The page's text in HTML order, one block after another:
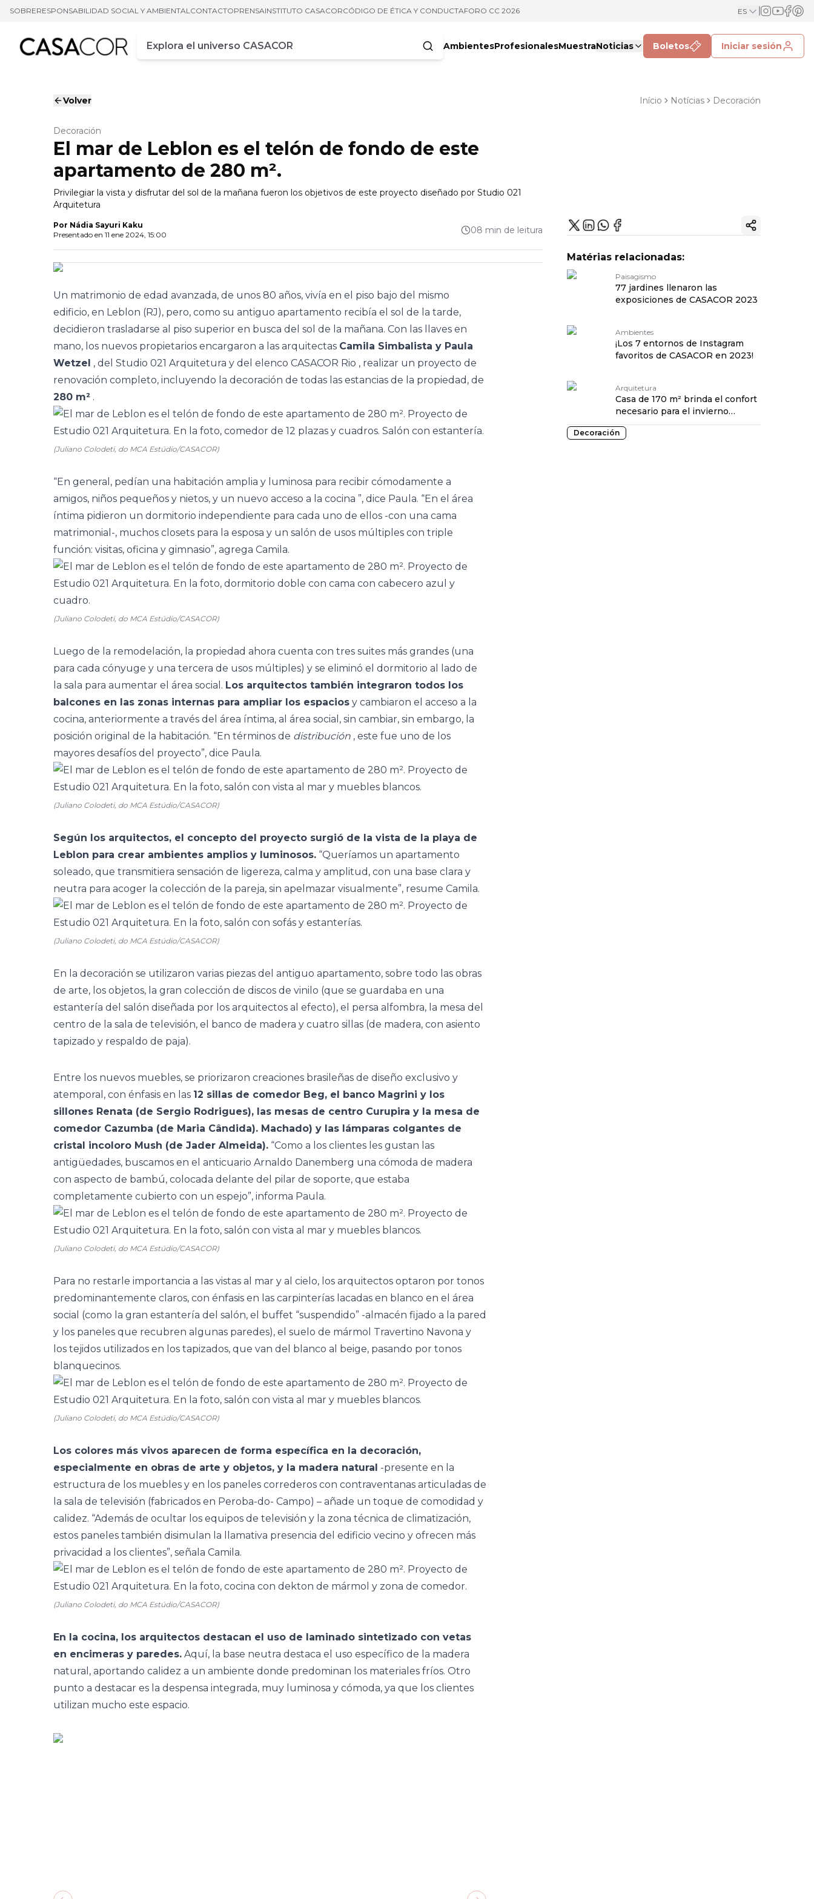
SOBRERESPONSABILIDAD SOCIAL Y AMBIENTALCONTACTOPRENSAINSTITUTO CASACORCÓDIGO DE ÉTICA Y CONDUCTAFORO CC 2026 ES
Campo de busca
Ingrese al menos tres caracteres
AmbientesProfesionalesMuestraNoticias Boletos Iniciar sesión
Volver Início Notícias Decoración
Decoración
El mar de Leblon es el telón de fondo de este
apartamento de 280 m².
Privilegiar la vista y disfrutar del sol de la mañana fueron los objetivos de este proyecto diseñado por Studio 021
Arquitetura
Por Nádia Sayuri Kaku
Presentado en 11 ene 2024, 15:00 08 min de leitura
Un matrimonio de edad avanzada, de unos 80 años, vivía en el piso bajo del mismo
edificio, en Leblon (RJ), pero, como su antiguo apartamento recibía el sol de la tarde,
decidieron trasladarse al piso superior en busca del sol de la mañana. Con las llaves en
mano, los nuevos propietarios encargaron a las arquitectas Camila Simbalista y Paula
Wetzel , del Studio 021 Arquitetura y del elenco CASACOR Rio , realizar un proyecto de
renovación completo, incluyendo la decoración de todas las estancias de la propiedad, de
280 m² .
(Juliano Colodeti, do MCA Estúdio/CASACOR)
“En general, pedían una habitación amplia y luminosa para recibir cómodamente a
amigos, niños pequeños y nietos, y un nuevo acceso a la cocina ”, dice Paula. “En el área
íntima pidieron un dormitorio independiente para cada uno de ellos -con una cama
matrimonial-, muchos closets para la esposa y un salón de usos múltiples con triple
función: visitas, oficina y gimnasio”, agrega Camila.
(Juliano Colodeti, do MCA Estúdio/CASACOR)
Luego de la remodelación, la propiedad ahora cuenta con tres suites más grandes (una
para cada cónyuge y una tercera de usos múltiples) y se eliminó el dormitorio al lado de
la sala para aumentar el área social. Los arquitectos también integraron todos los
balcones en las zonas internas para ampliar los espacios y cambiaron el acceso a la
cocina, anteriormente a través del área íntima, al área social, sin cambiar, sin embargo, la
posición original de la habitación. “En términos de distribución , este fue uno de los
mayores desafíos del proyecto”, dice Paula.
(Juliano Colodeti, do MCA Estúdio/CASACOR)
Según los arquitectos, el concepto del proyecto surgió de la vista de la playa de
Leblon para crear ambientes amplios y luminosos. “Queríamos un apartamento
soleado, que transmitiera sensación de ligereza, calma y amplitud, con una base clara y
neutra para acoger la colección de la pareja, sin apelmazar visualmente”, resume Camila.
(Juliano Colodeti, do MCA Estúdio/CASACOR)
En la decoración se utilizaron varias piezas del antiguo apartamento, sobre todo las obras
de arte, los objetos, la gran colección de discos de vinilo (que se guardaba en una
estantería del salón diseñada por los arquitectos al efecto), el persa alfombra, la mesa del
centro de la sala de televisión, el banco de madera y cuatro sillas (de madera, con asiento
tapizado y respaldo de paja).
Entre los nuevos muebles, se priorizaron creaciones brasileñas de diseño exclusivo y
atemporal, con énfasis en las 12 sillas de comedor Beg, el banco Magrini y los
sillones Renata (de Sergio Rodrigues), las mesas de centro Curupira y la mesa de
comedor Cazumba (de Maria Cândida). Machado) y las lámparas colgantes de
cristal incoloro Mush (de Jader Almeida). “Como a los clientes les gustan las
antigüedades, buscamos en el anticuario Arnaldo Danemberg una cómoda de madera
con aspecto de bambú, colocada delante del pilar de soporte, que estaba
completamente cubierto con un espejo”, informa Paula.
(Juliano Colodeti, do MCA Estúdio/CASACOR)
Para no restarle importancia a las vistas al mar y al cielo, los arquitectos optaron por tonos
predominantemente claros, con énfasis en las carpinterías lacadas en blanco en el área
social (como la gran estantería del salón, el buffet “suspendido” -almacén fijado a la pared
y los paneles que recubren algunas paredes), el suelo de mármol Travertino Navona y
los tejidos utilizados en los tapizados, que van del blanco al beige, pasando por tonos
blanquecinos.
(Juliano Colodeti, do MCA Estúdio/CASACOR)
Los colores más vivos aparecen de forma específica en la decoración,
especialmente en obras de arte y objetos, y la madera natural -presente en la
estructura de los muebles y en los paneles correderos con contraventanas articuladas de
la sala de televisión (fabricados en Peroba-do- Campo) – añade un toque de comodidad y
calidez. “Además de ocultar los equipos de televisión y la zona técnica de climatización,
estos paneles también disimulan la llamativa presencia del edificio vecino y ofrecen más
privacidad a los clientes”, señala Camila.
(Juliano Colodeti, do MCA Estúdio/CASACOR)
En la cocina, los arquitectos destacan el uso de laminado sintetizado con vetas
en encimeras y paredes. Aquí, la base neutra destaca el uso específico de la madera
natural, aportando calidez a un ambiente donde predominan los materiales fríos. Otro
punto a destacar es la despensa integrada, muy luminosa y cómoda, ya que los clientes
utilizan mucho este espacio.
Copiar enlace
Matérias relacionadas:
Paisagismo
77 jardines llenaron las
exposiciones de CASACOR 2023
Ambientes
¡Los 7 entornos de Instagram
favoritos de CASACOR en 2023!
Arquitetura
Casa de 170 m² brinda el confort
necesario para el invierno
gaucho.
Decoración